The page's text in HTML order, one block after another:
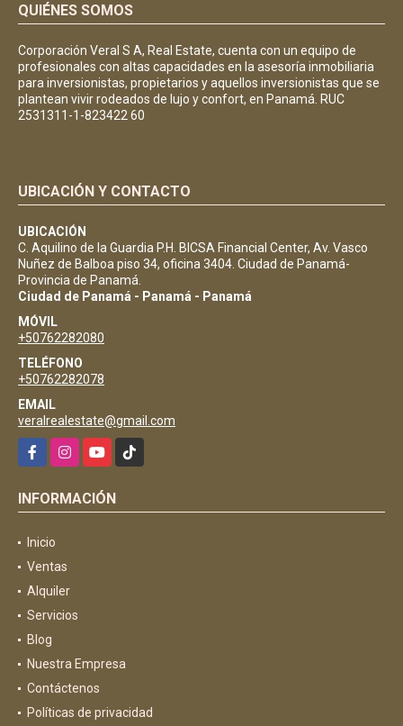
QUIÉNES SOMOS
Corporación Veral S A, Real Estate, cuenta con un equipo de
profesionales con altas capacidades en la asesoría inmobiliaria
para inversionistas, propietarios y aquellos inversionistas que se
plantean vivir rodeados de lujo y confort, en Panamá. RUC
2531311-1-823422 60
UBICACIÓN Y CONTACTO
UBICACIÓN
C. Aquilino de la Guardia P.H. BICSA Financial Center, Av. Vasco
Nuñez de Balboa piso 34, oficina 3404. Ciudad de Panamá-
Provincia de Panamá.
Ciudad de Panamá - Panamá - Panamá
MÓVIL
+50762282080
TELÉFONO
+50762282078
EMAIL
veralrealestate@gmail.com
FacebookInstagramYouTubeTikTok
INFORMACIÓN
Inicio
Ventas
Alquiler
Servicios
Blog
Nuestra Empresa
Contáctenos
Políticas de privacidad